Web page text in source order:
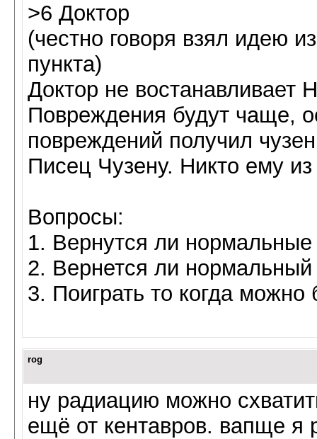
>6 Доктор
(честно говоря взял идею
пункта)
Доктор не востанавливает
Повреждения будут чаще,
повреждений получил
Писец Чузену. Никто ему
Вопросы:
1. Вернутся ли нормальные
2. Вернется ли нормальный
3. Поиграть то когда можно
rog
ну радиацию можно
ещё от кентавров. вапще я